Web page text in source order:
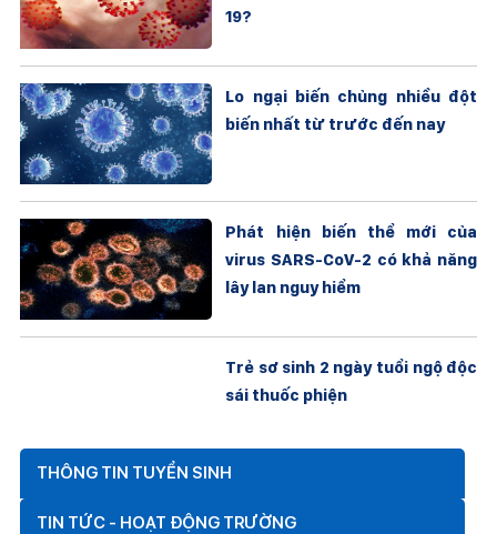
19?
Lo ngại biến chủng nhiều đột
biến nhất từ trước đến nay
Phát hiện biến thể mới của
virus SARS-CoV-2 có khả năng
lây lan nguy hiểm
Trẻ sơ sinh 2 ngày tuổi ngộ độc
sái thuốc phiện
THÔNG TIN TUYỂN SINH
TIN TỨC - HOẠT ĐỘNG TRƯỜNG